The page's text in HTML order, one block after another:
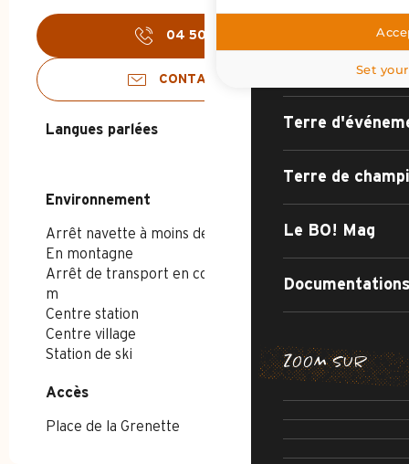
Le village-
Sport, nature,
Terre
Terre de
Le BO! Mag
ZOOM SUR
SENTIER DE
CHEMIN
RUE DE
04 50 02 20
CONTACTEZ-NOUS
Langues parlées
Langues parlées
Environnement
Environnement
Arrêt navette à moins de 300 m
En montagne
Arrêt de transport en commun à moins de 500
m
Centre station
Centre village
Station de ski
Accès
Accès
Place de la Grenette
Set